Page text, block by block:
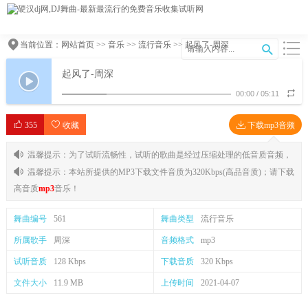
当前位置： 网站首页>> 音乐>> 流行音乐>> 起风了-周深
起风了-周深
00:00 /05:11
355 收藏 下载mp3音频
温馨提示：为了试听流畅性，试听的歌曲是经过压缩处理的低音质音频，
温馨提示：本站所提供的MP3下载文件音质为320Kbps(高品音质)；请下载
高音质mp3音乐！
舞曲编号 561 舞曲类型 流行音乐
所属歌手 周深 音频格式 mp3
试听音质 128 Kbps 下载音质 320 Kbps
文件大小 11.9 MB 上传时间 2021-04-07